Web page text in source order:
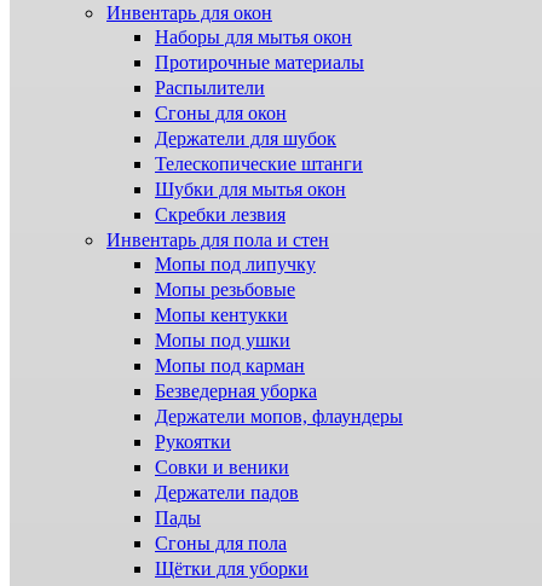
Инвентарь для окон
Наборы для мытья окон
Протирочные материалы
Распылители
Сгоны для окон
Держатели для шубок
Телескопические штанги
Шубки для мытья окон
Скребки лезвия
Инвентарь для пола и стен
Мопы под липучку
Мопы резьбовые
Мопы кентукки
Мопы под ушки
Мопы под карман
Безведерная уборка
Держатели мопов, флаундеры
Рукоятки
Совки и веники
Держатели падов
Пады
Сгоны для пола
Щётки для уборки